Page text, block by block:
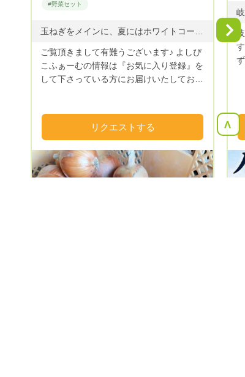
#野菜セット
玉ねぎをメインに、夏にはホワイトコーン・秋冬野菜(カリフラワー・白菜・ミニ白菜・レタス・キャベツ・紫キャベツ・ブロッコリー)を多く育てています。 そして、上記以外の季節のお野菜を少量育てています。 リクエストの際に、どうぞお気軽にお問合せ下さいませ♪
ご覧頂きまして有難うございます♪ よしぴ
こふぁーむの情報は『お気に入り登録』を
して下さっている方にお届けいたしており
り登録』をして情報をゲット！して下さい
おります。 小さな種からどんどん大きく
育っていく野菜の生命力の素晴らしさ！
リクエストする
ず
Next
<